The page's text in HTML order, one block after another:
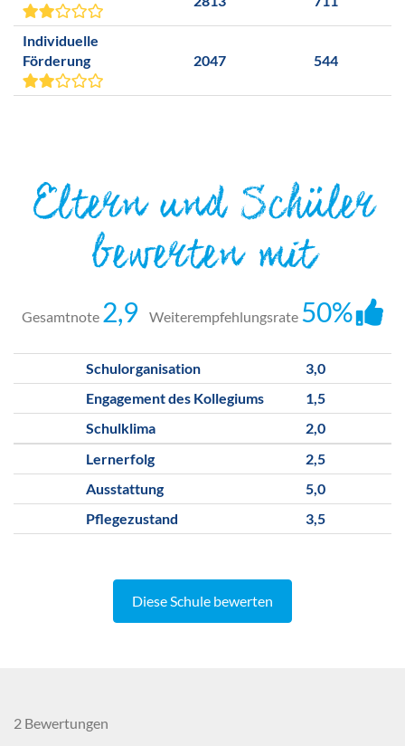
Individuelle
Förderung
2047 544
Eltern und Schüler
bewerten mit
Gesamtnote 2,9 Weiterempfehlungsrate 50%
Schulorganisation
3,0
Engagement des Kollegiums
1,5
Schulklima
2,0
Lernerfolg
2,5
Ausstattung
5,0
Pflegezustand
3,5
Diese Schule bewerten
2 Bewertungen